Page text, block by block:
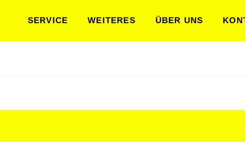
SERVICE WEITERES ÜBER UNS